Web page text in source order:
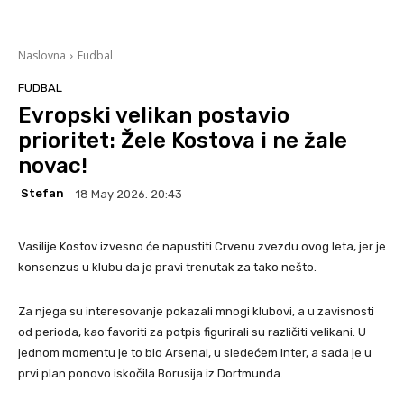
Naslovna Fudbal
FUDBAL
Evropski velikan postavio
prioritet: Žele Kostova i ne žale
novac!
Stefan 18 May 2026. 20:43
Vasilije Kostov izvesno će napustiti Crvenu zvezdu ovog leta, jer je
konsenzus u klubu da je pravi trenutak za tako nešto.
Za njega su interesovanje pokazali mnogi klubovi, a u zavisnosti
od perioda, kao favoriti za potpis figurirali su različiti velikani. U
jednom momentu je to bio Arsenal, u sledećem Inter, a sada je u
prvi plan ponovo iskočila Borusija iz Dortmunda.